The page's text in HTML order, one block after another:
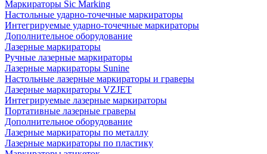
Маркираторы Sic Marking
Настольные ударно-точечные маркираторы
Интегрируемые ударно-точечные маркираторы
Дополнительное оборудование
Лазерные маркираторы
Ручные лазерные маркираторы
Лазерные маркираторы Sunine
Настольные лазерные маркираторы и граверы
Лазерные маркираторы VZJET
Интегрируемые лазерные маркираторы
Портативные лазерные граверы
Дополнительное оборудование
Лазерные маркираторы по металлу
Лазерные маркираторы по пластику